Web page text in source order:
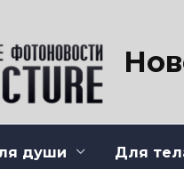
души Для